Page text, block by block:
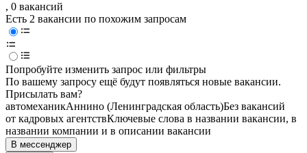
, 0 вакансий
Есть 2 вакансии по похожим запросам
Попробуйте изменить запрос или фильтры
По вашему запросу ещё будут появляться новые вакансии.
Присылать вам?
автомеханикАннино (Ленинградская область)Без вакансий
от кадровых агентствКлючевые слова в названии вакансии, в
названии компании и в описании вакансии
В мессенджер